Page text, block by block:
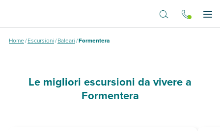
Home/Escursioni/Baleari/Formentera
Le migliori escursioni da vivere a
Formentera